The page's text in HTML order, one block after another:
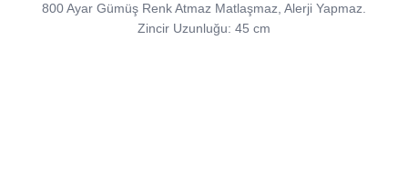
800 Ayar Gümüş Renk Atmaz Matlaşmaz, Alerji Yapmaz.
Zincir Uzunluğu: 45 cm